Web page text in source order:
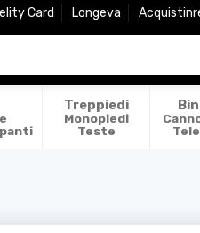
Card Longeva
Treppiedi
Monopiedi
Teste